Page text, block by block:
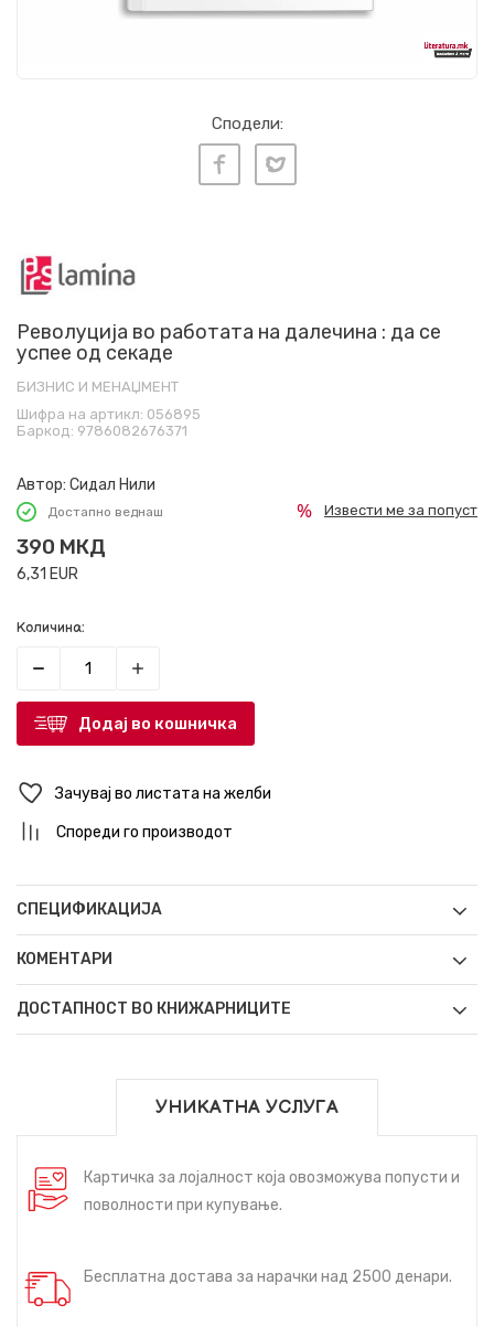
Сподели:
Револуција во работата на далечина : да се
успее од секаде
БИЗНИС И МЕНАЏМЕНТ
Шифра на артикл: 056895
Баркод: 9786082676371
Автор: Сидал Нили
Достапно веднаш
390 МКД
6,31 EUR
Извести ме за попуст
Количина:
Додај во кошничка
Зачувај во листата на желби
Спореди го производот
СПЕЦИФИКАЦИЈА
КОМЕНТАРИ
ДОСТАПНОСТ ВО КНИЖАРНИЦИТЕ
УНИКАТНА УСЛУГА
Картичка за лојалност која овозможува попусти и
поволности при купување.
Бесплатна достава за нарачки над 2500 денари.